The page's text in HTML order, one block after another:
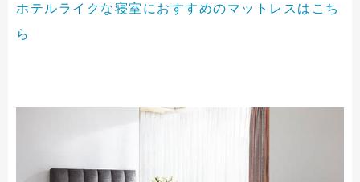
ホテルライクな寝室におすすめのマットレスはこち
ら